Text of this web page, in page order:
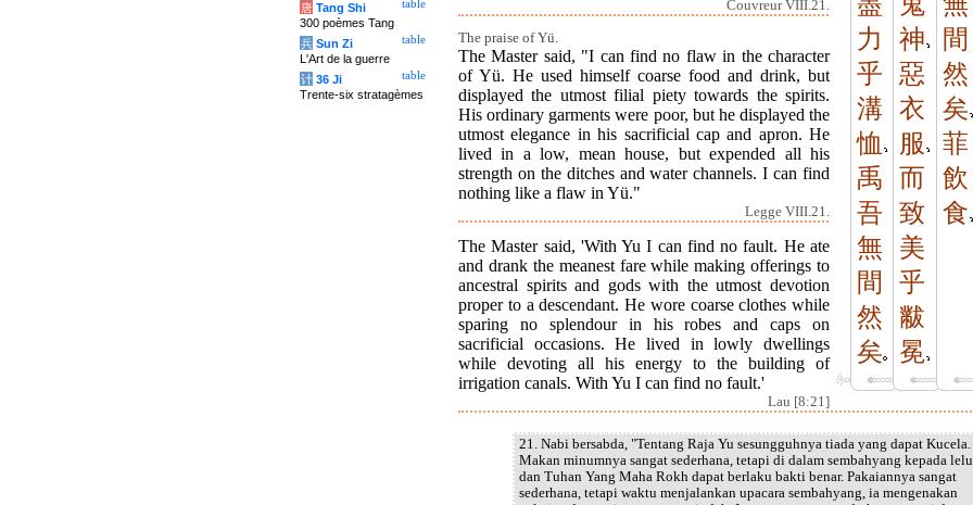
力
乎
溝
恤
禹
吾
無
間
然
矣
神
惡
衣
服
而
致
美
乎
黻
冕
間
然
矣
菲
飲
食
Couvreur VIII.21.
The praise of Yü.
The Master said, "I can find no flaw in the character
of Yü. He used himself coarse food and drink, but
displayed the utmost filial piety towards the spirits.
His ordinary garments were poor, but he displayed the
utmost elegance in his sacrificial cap and apron. He
lived in a low, mean house, but expended all his
strength on the ditches and water channels. I can find
nothing like a flaw in Yü."
Legge VIII.21.
The Master said, 'With Yu I can find no fault. He ate
and drank the meanest fare while making offerings to
ancestral spirits and gods with the utmost devotion
proper to a descendant. He wore coarse clothes while
sparing no splendour in his robes and caps on
sacrificial occasions. He lived in lowly dwellings
while devoting all his energy to the building of
irrigation canals. With Yu I can find no fault.'
Lau [8:21]
21. Nabi bersabda, "Tentang Raja Yu sesungguhnya tiada yang dapat Kucela.
Makan minumnya sangat sederhana, tetapi di dalam sembahyang kepada
dan Tuhan Yang Maha Rokh dapat berlaku bakti benar. Pakaiannya sangat
sederhana, tetapi waktu menjalankan upacara sembahyang, ia mengenakan
table
唐 Tang Shi
300 poèmes Tang
table
兵 Sun Zi
L'Art de la guerre
table
计 36 Ji
Trente-six stratagèmes